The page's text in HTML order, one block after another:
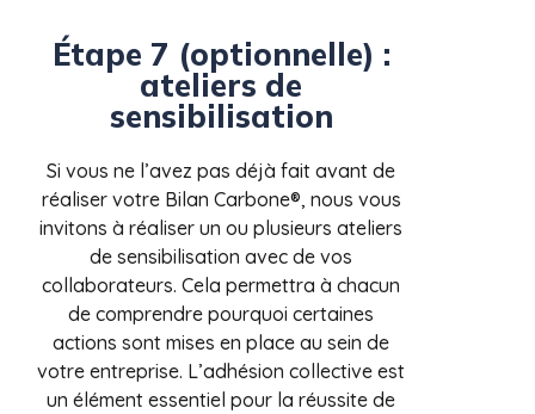
Étape 7 (optionnelle) :
ateliers de
sensibilisation
Si vous ne l’avez pas déjà fait avant de
réaliser votre Bilan Carbone®, nous vous
invitons à réaliser un ou plusieurs ateliers
de sensibilisation avec de vos
collaborateurs. Cela permettra à chacun
de comprendre pourquoi certaines
actions sont mises en place au sein de
votre entreprise. L’adhésion collective est
un élément essentiel pour la réussite de